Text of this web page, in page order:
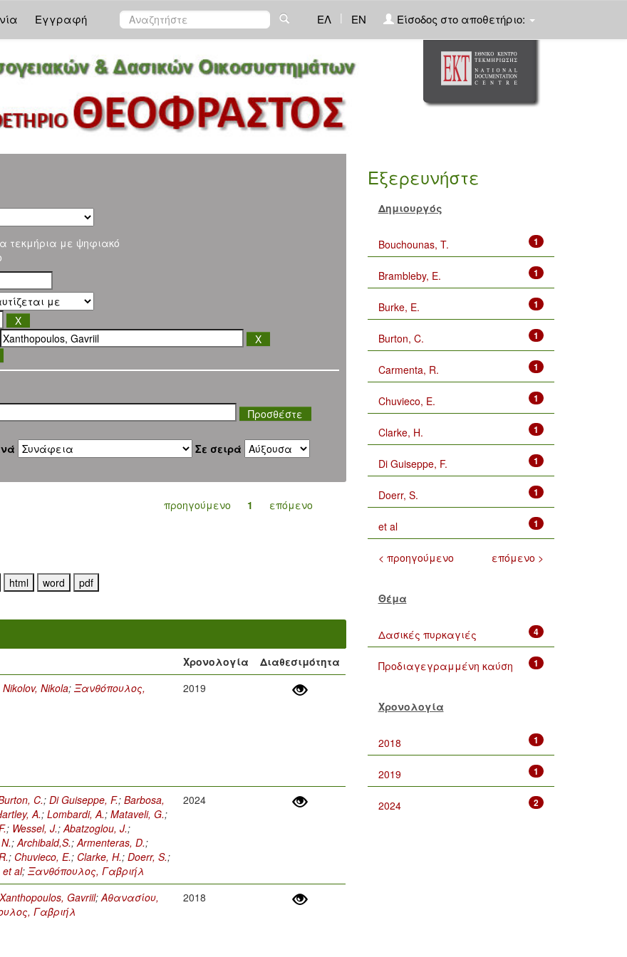
Εγγραφή ΕΛ | EN Είσοδος στο αποθετήριο:
τεκμήρια με ψηφιακό
Σε σειρά
προηγούμενο 1 επόμενο
Χρονολογία
Διαθεσιμότητα
Nikolov, Nikola;Ξανθόπουλος,
2019
C.;Di Guiseppe, F.;Barbosa,
A.;Lombardi, A.;Mataveli, G.;
; Wessel, J.;Abatzoglou, J.;
;Archibald,S.;Armenteras, D.;
; Chuvieco, E.; Clarke, H.;Doerr, S.;
et al;Ξανθόπουλος, Γαβριήλ
2024
Xanthopoulos, Gavriil;Αθανασίου,
Γαβριήλ
2018
Εξερευνήστε
Δημιουργός
1
Bouchounas, T.
1
Brambleby, E.
1
Burke, E.
1
Burton, C.
1
Carmenta, R.
1
Chuvieco, E.
1
Clarke, H.
1
Di Guiseppe, F.
1
Doerr, S.
1
et al
< προηγούμενο επόμενο >
Θέμα
4
Δασικές πυρκαγιές
1
Προδιαγεγραμμένη καύση
Χρονολογία
1
2018
1
2019
2
2024